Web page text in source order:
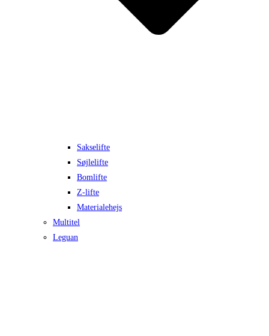
Sakselifte
Søjlelifte
Bomlifte
Z-lifte
Materialehejs
Multitel
Leguan